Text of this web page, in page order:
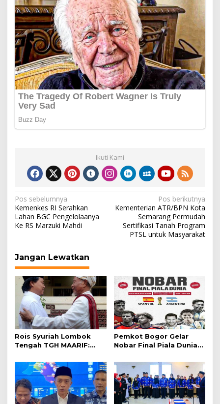
Ikuti Kami
Navigasi
pos
Pos sebelumnya
Kemenkes RI Serahkan
Lahan BGC Pengelolaanya
Ke RS Marzuki Mahdi
Pos berikutnya
Kementerian ATR/BPN Kota
Semarang Permudah
Sertifikasi Tanah Program
PTSL untuk Masyarakat
Jangan Lewatkan
Rois Syuriah Lombok
Tengah TGH MAARIF:
Abad Kedua NU”
Pemkot Bogor Gelar
Nobar Final Piala Dunia